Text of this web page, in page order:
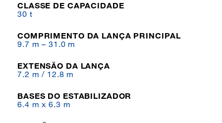
CLASSE DE CAPACIDADE
30 t
COMPRIMENTO DA LANÇA PRINCIPAL
9.7 m – 31.0 m
EXTENSÃO DA LANÇA
7.2 m / 12.8 m
BASES DO ESTABILIZADOR
6.4 m x 6.3 m